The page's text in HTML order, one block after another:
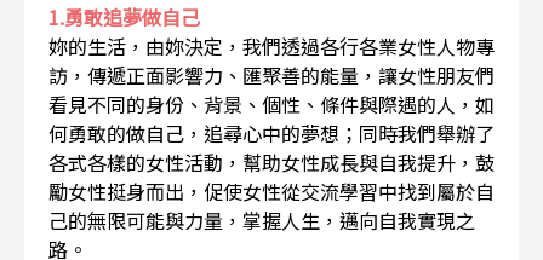
1.勇敢追夢做自己
妳的生活，由妳決定，我們透過各行各業女性人物專
訪，傳遞正面影響力、匯聚善的能量，讓女性朋友們
看見不同的身份、背景、個性、條件與際遇的人，如
何勇敢的做自己，追尋心中的夢想；同時我們舉辦了
各式各樣的女性活動，幫助女性成長與自我提升，鼓
勵女性挺身而出，促使女性從交流學習中找到屬於自
己的無限可能與力量，掌握人生，邁向自我實現之
路。